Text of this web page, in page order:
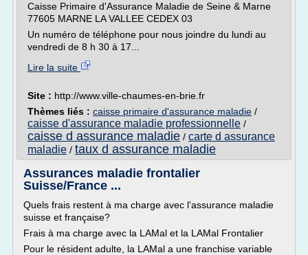
Caisse Primaire d'Assurance Maladie de Seine & Marne
77605 MARNE LA VALLEE CEDEX 03
Un numéro de téléphone pour nous joindre du lundi au
vendredi de 8 h 30 à 17...
Lire la suite
Site : http://www.ville-chaumes-en-brie.fr
Thèmes liés : caisse primaire d'assurance maladie /
caisse d'assurance maladie professionnelle /
caisse d assurance maladie / carte d assurance
maladie / taux d assurance maladie
Assurances maladie frontalier
Suisse/France ...
Quels frais restent à ma charge avec l'assurance maladie
suisse et française?
Frais à ma charge avec la LAMal et la LAMal Frontalier
Pour le résident adulte, la LAMal a une franchise variable